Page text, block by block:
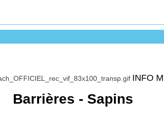
INFO
Barrières - Sapins